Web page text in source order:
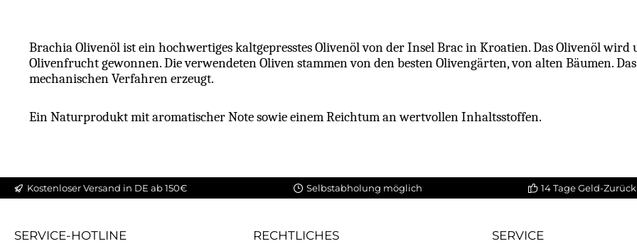
Brachia Olivenöl ist ein hochwertiges kaltgepresstes Olivenöl von der Insel Brac in Kroatien. Das Olivenöl
Olivenfrucht gewonnen. Die verwendeten Oliven stammen von den besten Olivengärten, von alten Bäumen.
mechanischen Verfahren erzeugt.
Ein Naturprodukt mit aromatischer Note sowie einem Reichtum an wertvollen Inhaltsstoffen.
Kostenloser Versand in DE ab 150€ Selbstabholung möglich 14 Tage Geld-
SERVICE-HOTLINE RECHTLICHES SERVICE